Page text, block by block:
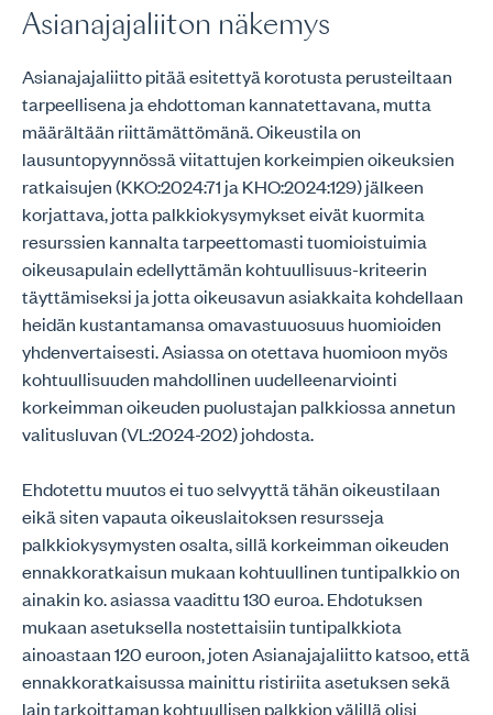
Asianajajaliiton näkemys
Asianajajaliitto pitää esitettyä korotusta perusteiltaan
tarpeellisena ja ehdottoman kannatettavana, mutta
määrältään riittämättömänä. Oikeustila on
lausuntopyynnössä viitattujen korkeimpien oikeuksien
ratkaisujen (KKO:2024:71 ja KHO:2024:129) jälkeen
korjattava, jotta palkkiokysymykset eivät kuormita
resurssien kannalta tarpeettomasti tuomioistuimia
oikeusapulain edellyttämän kohtuullisuus-kriteerin
täyttämiseksi ja jotta oikeusavun asiakkaita kohdellaan
heidän kustantamansa omavastuuosuus huomioiden
yhdenvertaisesti. Asiassa on otettava huomioon myös
kohtuullisuuden mahdollinen uudelleenarviointi
korkeimman oikeuden puolustajan palkkiossa annetun
valitusluvan (VL:2024-202) johdosta.
Ehdotettu muutos ei tuo selvyyttä tähän oikeustilaan
eikä siten vapauta oikeuslaitoksen resursseja
palkkiokysymysten osalta, sillä korkeimman oikeuden
ennakkoratkaisun mukaan kohtuullinen tuntipalkkio on
ainakin ko. asiassa vaadittu 130 euroa. Ehdotuksen
mukaan asetuksella nostettaisiin tuntipalkkiota
ainoastaan 120 euroon, joten Asianajajaliitto katsoo, että
ennakkoratkaisussa mainittu ristiriita asetuksen sekä
lain tarkoittaman kohtuullisen palkkion välillä olisi